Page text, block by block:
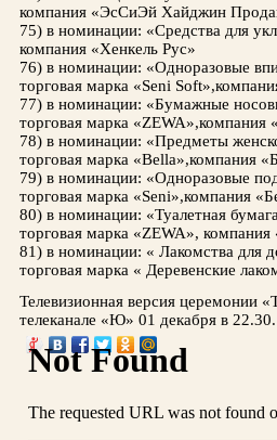
компания «ЭсСиЭй Хайджин
75) в номинации: «Средства для
компания «Хенкель Рус»
76) в номинации: «Одноразовые
торговая марка «Seni
77) в номинации: «Бумажные
торговая марка
78) в номинации: «Предметы
торговая марка «Bella»,компания
79) в номинации: «Одноразовые
торговая марка «Seni»,компания
80) в номинации: «Туалетная
торговая марка «ZEWA»,
81) в номинации: « Лакомства для
торговая марка « Деревенские
Телевизионная версия церемонии
телеканале «Ю» 01 декабря в 22.30.